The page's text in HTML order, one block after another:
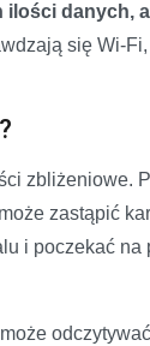
danych,
się Wi-
zbliżeniowe.
zastąpić
i poczekać